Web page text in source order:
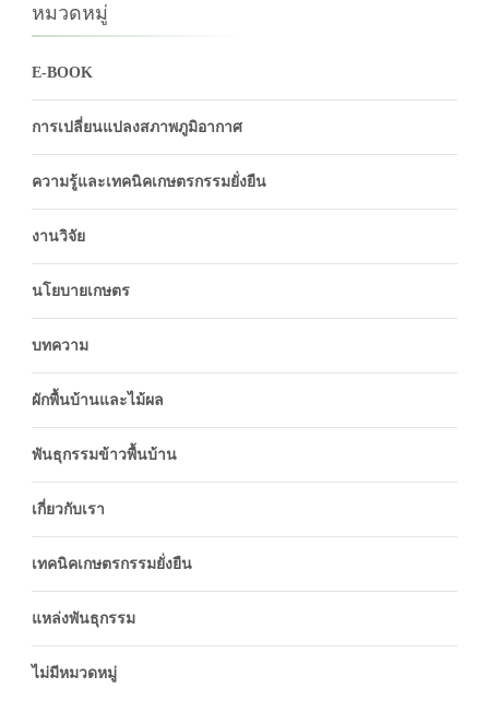
หมวดหมู่
E-BOOK
การเปลี่ยนแปลงสภาพภูมิอากาศ
ความรู้และเทคนิคเกษตรกรรมยั่งยืน
งานวิจัย
นโยบายเกษตร
บทความ
ผักพื้นบ้านและไม้ผล
พันธุกรรมข้าวพื้นบ้าน
เกี่ยวกับเรา
เทคนิคเกษตรกรรมยั่งยืน
แหล่งพันธุกรรม
ไม่มีหมวดหมู่